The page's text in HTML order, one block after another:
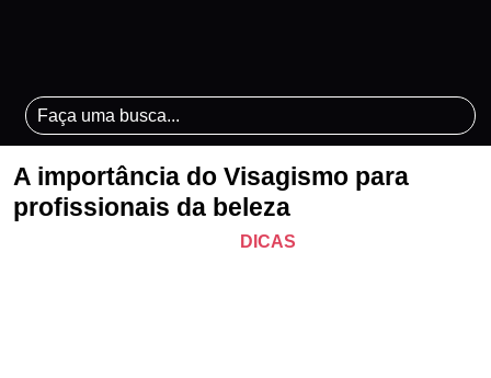
A importância do Visagismo para
profissionais da beleza
DICAS